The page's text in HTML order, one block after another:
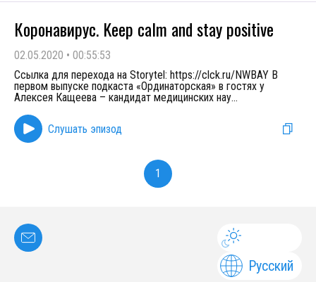
Коронавирус. Keep calm and stay positive
02.05.2020 • 00:55:53
Ссылка для перехода на Storytel: https://clck.ru/NWBAY В
первом выпуске подкаста «Ординаторская» в гостях у
Алексея Кащеева – кандидат медицинских нау...
Слушать эпизод
1
Русский